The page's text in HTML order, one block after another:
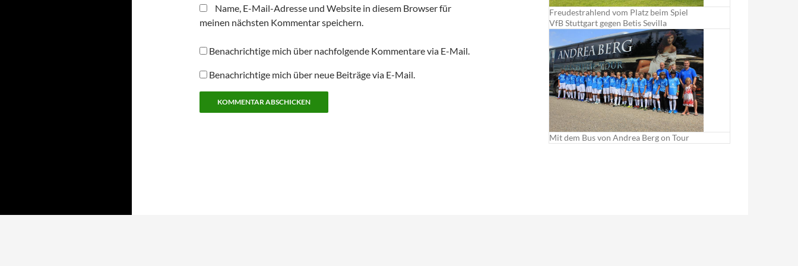
Name, E-Mail-Adresse und Website in diesem Browser für
meinen nächsten Kommentar speichern.
Benachrichtige mich über nachfolgende Kommentare via E-Mail.
Benachrichtige mich über neue Beiträge via E-Mail.
Freudestrahlend vom Platz beim Spiel
VfB Stuttgart gegen Betis Sevilla
Mit dem Bus von Andrea Berg on Tour